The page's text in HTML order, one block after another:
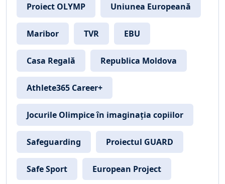
Proiect OLYMP Uniunea Europeană
Maribor TVR EBU
Casa Regală Republica Moldova
Athlete365 Career+
Jocurile Olimpice în imaginația copiilor
Safeguarding Proiectul GUARD
Safe Sport European Project